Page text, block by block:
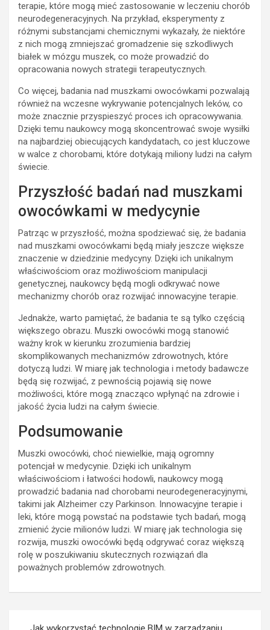
terapie, które mogą mieć zastosowanie w leczeniu chorób
neurodegeneracyjnych. Na przykład, eksperymenty z
różnymi substancjami chemicznymi wykazały, że niektóre
z nich mogą zmniejszać gromadzenie się szkodliwych
białek w mózgu muszek, co może prowadzić do
opracowania nowych strategii terapeutycznych.
Co więcej, badania nad muszkami owocówkami pozwalają
również na wczesne wykrywanie potencjalnych leków, co
może znacznie przyspieszyć proces ich opracowywania.
Dzięki temu naukowcy mogą skoncentrować swoje wysiłki
na najbardziej obiecujących kandydatach, co jest kluczowe
w walce z chorobami, które dotykają miliony ludzi na całym
świecie.
Przyszłość badań nad muszkami
owocówkami w medycynie
Patrząc w przyszłość, można spodziewać się, że badania
nad muszkami owocówkami będą miały jeszcze większe
znaczenie w dziedzinie medycyny. Dzięki ich unikalnym
właściwościom oraz możliwościom manipulacji
genetycznej, naukowcy będą mogli odkrywać nowe
mechanizmy chorób oraz rozwijać innowacyjne terapie.
Jednakże, warto pamiętać, że badania te są tylko częścią
większego obrazu. Muszki owocówki mogą stanowić
ważny krok w kierunku zrozumienia bardziej
skomplikowanych mechanizmów zdrowotnych, które
dotyczą ludzi. W miarę jak technologia i metody badawcze
będą się rozwijać, z pewnością pojawią się nowe
możliwości, które mogą znacząco wpłynąć na zdrowie i
jakość życia ludzi na całym świecie.
Podsumowanie
Muszki owocówki, choć niewielkie, mają ogromny
potencjał w medycynie. Dzięki ich unikalnym
właściwościom i łatwości hodowli, naukowcy mogą
prowadzić badania nad chorobami neurodegeneracyjnymi,
takimi jak Alzheimer czy Parkinson. Innowacyjne terapie i
leki, które mogą powstać na podstawie tych badań, mogą
zmienić życie milionów ludzi. W miarę jak technologia się
rozwija, muszki owocówki będą odgrywać coraz większą
rolę w poszukiwaniu skutecznych rozwiązań dla
poważnych problemów zdrowotnych.